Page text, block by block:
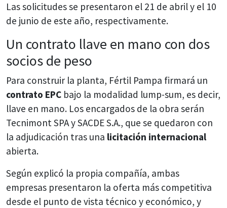
Las solicitudes se presentaron el 21 de abril y el 10
de junio de este año, respectivamente.
Un contrato llave en mano con dos
socios de peso
Para construir la planta, Fértil Pampa firmará un
contrato EPC bajo la modalidad lump-sum, es decir,
llave en mano. Los encargados de la obra serán
Tecnimont SPA y SACDE S.A., que se quedaron con
la adjudicación tras una licitación internacional
abierta.
Según explicó la propia compañía, ambas
empresas presentaron la oferta más competitiva
desde el punto de vista técnico y económico, y